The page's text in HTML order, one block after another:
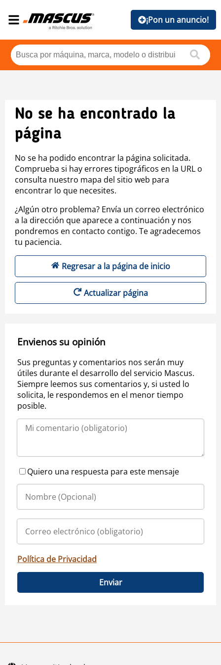
¡Pon un anuncio!
No se ha encontrado la
página
No se ha podido encontrar la página solicitada.
Comprueba si hay errores tipográficos en la URL o
consulta nuestro mapa del sitio web para
encontrar lo que necesites.
¿Algún otro problema? Envía un correo electrónico
a la dirección que aparece a continuación y nos
pondremos en contacto contigo. Te agradecemos
tu paciencia.
Regresar a la página de inicio
Actualizar página
Envienos su opinión
Sus preguntas y comentarios nos serán muy
útiles durante el desarrollo del servicio Mascus.
Siempre leemos sus comentarios y, si usted lo
solicita, le respondemos en el menor tiempo
posible.
Quiero una respuesta para este mensaje
Política de Privacidad
Enviar